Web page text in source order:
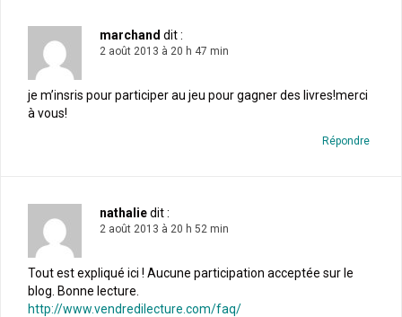
marchand dit :
2 août 2013 à 20 h 47 min
je m’insris pour participer au jeu pour gagner des livres!merci
à vous!
Répondre
nathaliedit :
2 août 2013 à 20 h 52 min
Tout est expliqué ici ! Aucune participation acceptée sur le
blog. Bonne lecture.
http://www.vendredilecture.com/faq/